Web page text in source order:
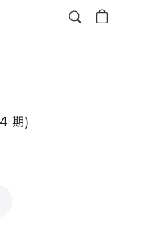
期)